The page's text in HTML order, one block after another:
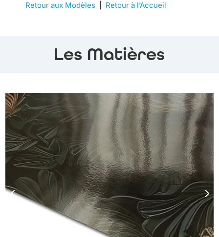
Retour aux Modèles Retour à l’Accueil
Les Matières